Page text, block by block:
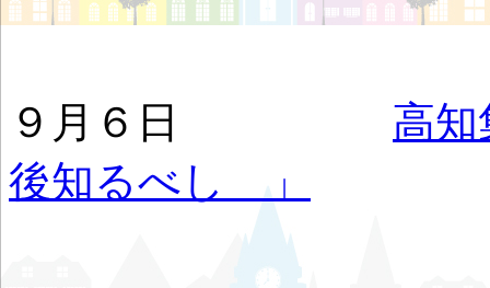
９月６日 高
後知るべし 」